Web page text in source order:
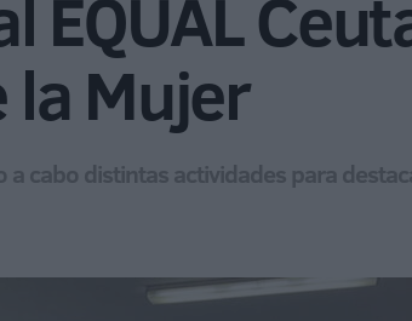
EQUAL
Mujer
cabo distintas actividades para